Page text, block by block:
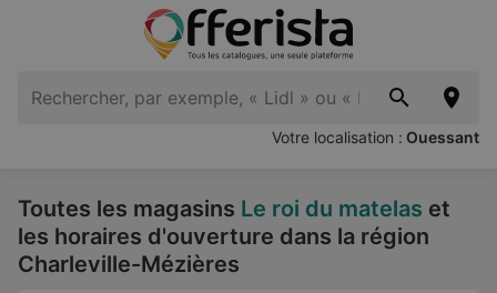
Votre localisation : Ouessant
Toutes les magasins Le roi du matelas et
les horaires d'ouverture dans la région
Charleville-Mézières